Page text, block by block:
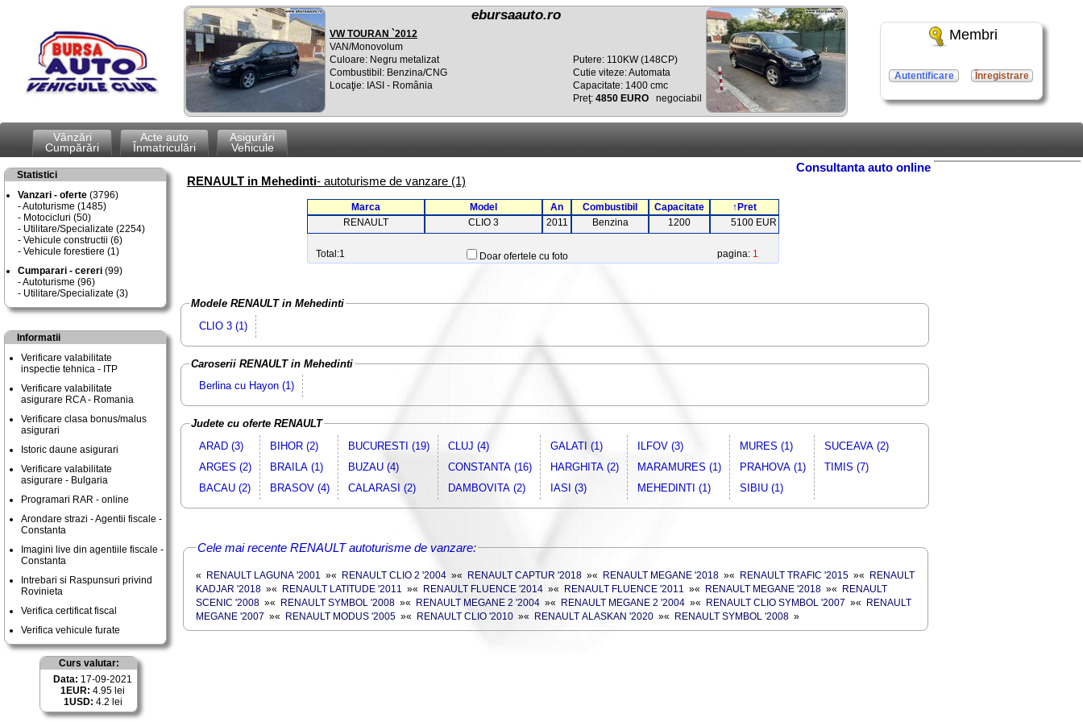
ebursaauto.ro
VW TOURAN `2012
VAN/Monovolum
Culoare: Negru metalizat
Combustibil: Benzina/CNG
Locaţie: IASI - România
Putere: 110KW (148CP)
Cutie viteze: Automata
Capacitate: 1400 cmc
Preţ: 4850 EURO negociabil
Membri
Autentificare Înregistrare
Vânzări
Cumpărări
Acte auto
Înmatriculări
Asigurări
Vehicule
Statistici
Vanzari - oferte (3796)
Autoturisme (1485)
Motocicluri (50)
Utilitare/Specializate (2254)
Vehicule constructii (6)
Vehicule forestiere (1)
Cumparari - cereri (99)
Autoturisme (96)
Utilitare/Specializate (3)
Informatii
Verificare valabilitate
inspectie tehnica - ITP
Verificare valabilitate
asigurare RCA - Romania
Verificare clasa bonus/malus
asigurari
Istoric daune asigurari
Verificare valabilitate
asigurare - Bulgaria
Programari RAR - online
Arondare strazi - Agentii fiscale -
Constanta
Imagini live din agentiile fiscale -
Constanta
Intrebari si Raspunsuri privind
Rovinieta
Verifica certificat fiscal
Verifica vehicule furate
Curs valutar:
Data: 17-09-2021
1EUR: 4.95 lei
1USD: 4.2 lei
Consultanta auto online
RENAULT in Mehedinti- autoturisme de vanzare (1)
Marca Model An Combustibil Capacitate
↑Pret
RENAULT
CLIO 3 2011 Benzina 1200 5100 EUR
Total:1 Doar ofertele cu foto pagina: 1
Modele RENAULT in Mehedinti
CLIO 3 (1)
Caroserii RENAULT in Mehedinti
Berlina cu Hayon (1)
Judete cu oferte RENAULT
ARAD (3)
ARGES (2)
BACAU (2)
BIHOR (2)
BRAILA (1)
BRASOV (4)
BUCURESTI (19)
BUZAU (4)
CALARASI (2)
CLUJ (4)
CONSTANTA (16)
DAMBOVITA (2)
GALATI (1)
HARGHITA (2)
IASI (3)
ILFOV (3)
MARAMURES (1)
MEHEDINTI (1)
MURES (1)
PRAHOVA (1)
SIBIU (1)
SUCEAVA (2)
TIMIS (7)
Cele mai recente RENAULT autoturisme de vanzare:
« RENAULT LAGUNA '2001 »« RENAULT CLIO 2 '2004 »« RENAULT CAPTUR '2018 »« RENAULT MEGANE '2018 »« RENAULT TRAFIC '2015 »«
RENAULT
KADJAR '2018 »« RENAULT LATITUDE '2011 »« RENAULT FLUENCE '2014 »« RENAULT FLUENCE '2011 »« RENAULT MEGANE '2018 »«
RENAULT
SCENIC '2008 »« RENAULT SYMBOL '2008 »« RENAULT MEGANE 2 '2004 »« RENAULT MEGANE 2 '2004 »« RENAULT CLIO SYMBOL '2007 »«
RENAULT
MEGANE '2007 »« RENAULT MODUS '2005 »« RENAULT CLIO '2010 »« RENAULT ALASKAN '2020 »« RENAULT SYMBOL '2008 »